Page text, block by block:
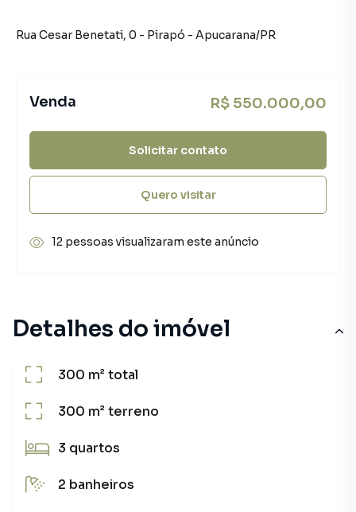
Detalhes do imóvel
300 m²total
300 m²terreno
3 quartos
2 banheiros
Rua Cesar Benetati, 0 - Pirapó - Apucarana/PR
Venda R$ 550.000,00
Solicitar contato
Quero visitar
12 pessoas visualizaram este anúncio